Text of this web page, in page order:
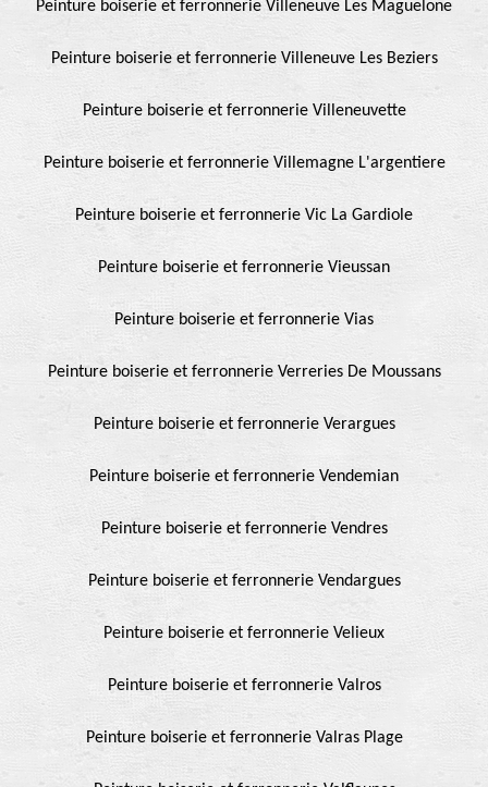
Peinture boiserie et ferronnerie Villeneuve Les Maguelone
Peinture boiserie et ferronnerie Villeneuve Les Beziers
Peinture boiserie et ferronnerie Villeneuvette
Peinture boiserie et ferronnerie Villemagne L'argentiere
Peinture boiserie et ferronnerie Vic La Gardiole
Peinture boiserie et ferronnerie Vieussan
Peinture boiserie et ferronnerie Vias
Peinture boiserie et ferronnerie Verreries De Moussans
Peinture boiserie et ferronnerie Verargues
Peinture boiserie et ferronnerie Vendemian
Peinture boiserie et ferronnerie Vendres
Peinture boiserie et ferronnerie Vendargues
Peinture boiserie et ferronnerie Velieux
Peinture boiserie et ferronnerie Valros
Peinture boiserie et ferronnerie Valras Plage